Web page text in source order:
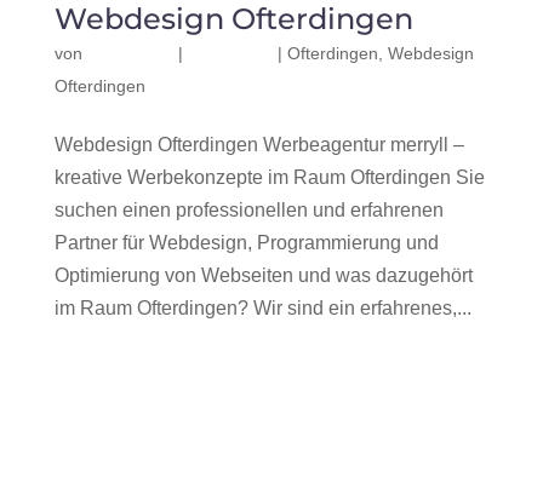
Webdesign Ofterdingen
von | | Ofterdingen Webdesign
Ofterdingen
Webdesign Ofterdingen Werbeagentur merryll –
kreative Werbekonzepte im Raum Ofterdingen Sie
suchen einen professionellen und erfahrenen
Partner für Webdesign, Programmierung und
Optimierung von Webseiten und was dazugehört
im Raum Ofterdingen? Wir sind ein erfahrenes,...